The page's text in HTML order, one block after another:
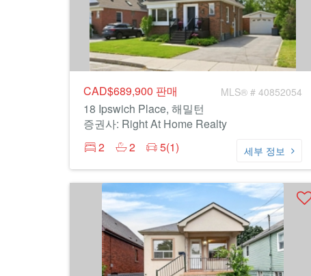
CAD$689,900 판매 MLS® # 40852054
18 Ipswich Place, 해밀턴
증권사: Right At Home Realty
2
2 5(1) 세부 정보